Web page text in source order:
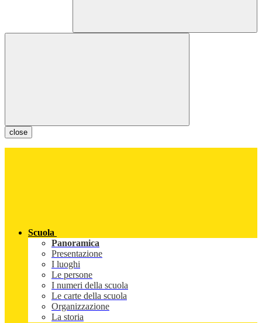
close
Scuola
Panoramica
Presentazione
I luoghi
Le persone
I numeri della scuola
Le carte della scuola
Organizzazione
La storia